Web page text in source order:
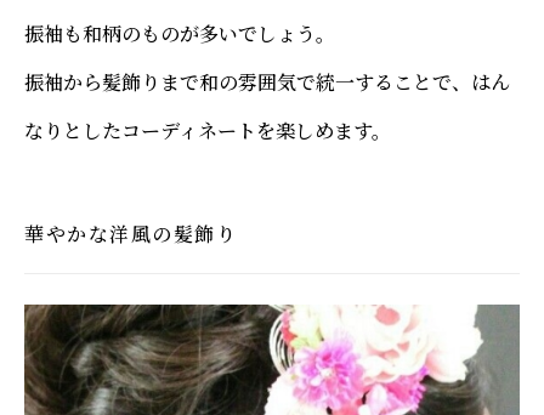
振袖も和柄のものが多いでしょう。
振袖から髪飾りまで和の雰囲気で統一することで、はん
なりとしたコーディネートを楽しめます。
華やかな洋風の髪飾り